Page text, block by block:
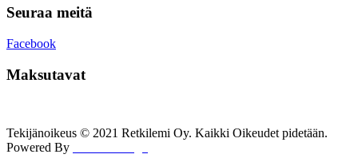
Seuraa meitä
Facebook
Maksutavat
Tekijänoikeus © 2021 Retkilemi Oy. Kaikki Oikeudet pidetään.
Powered By